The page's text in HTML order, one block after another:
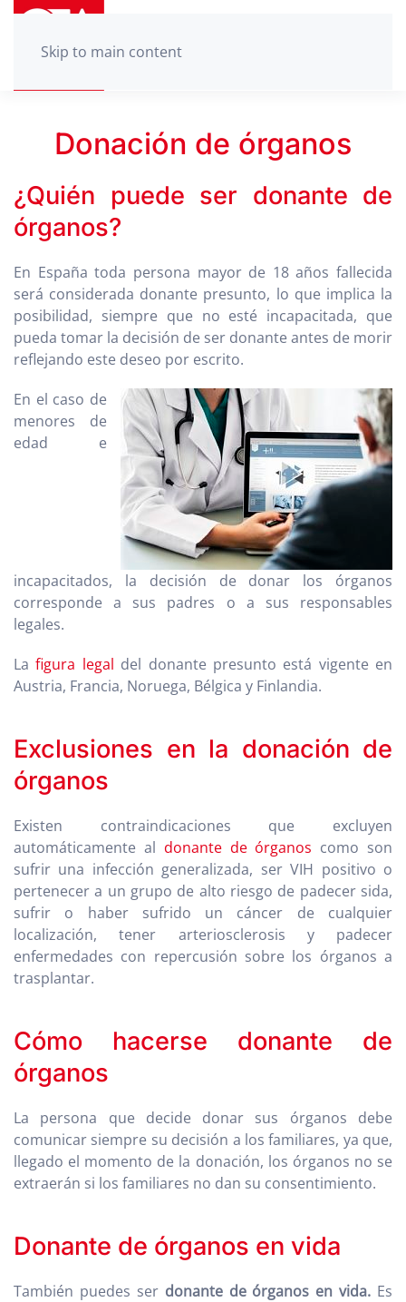
Skip to main content
Donación de órganos
¿Quién puede ser donante de
órganos?
En España toda persona mayor de 18 años fallecida
será considerada donante presunto, lo que implica la
posibilidad, siempre que no esté incapacitada, que
pueda tomar la decisión de ser donante antes de morir
reflejando este deseo por escrito.
En el caso de
menores de
edad e
incapacitados, la decisión de donar los órganos
corresponde a sus padres o a sus responsables
legales.
Lafigura legal del donante presunto está vigente en
Austria, Francia, Noruega, Bélgica y Finlandia.
Exclusiones en la donación de
órganos
Existen contraindicaciones que excluyen
automáticamente al donante de órganos como son
sufrir una infección generalizada, ser VIH positivo o
pertenecer a un grupo de alto riesgo de padecer sida,
sufrir o haber sufrido un cáncer de cualquier
localización, tener arteriosclerosis y padecer
enfermedades con repercusión sobre los órganos a
trasplantar.
Cómo hacerse donante de
órganos
La persona que decide donar sus órganos debe
comunicar siempre su decisión a los familiares, ya que,
llegado el momento de la donación, los órganos no se
extraerán si los familiares no dan su consentimiento.
Donante de órganos en vida
También puedes ser donante de órganos en vida. Es